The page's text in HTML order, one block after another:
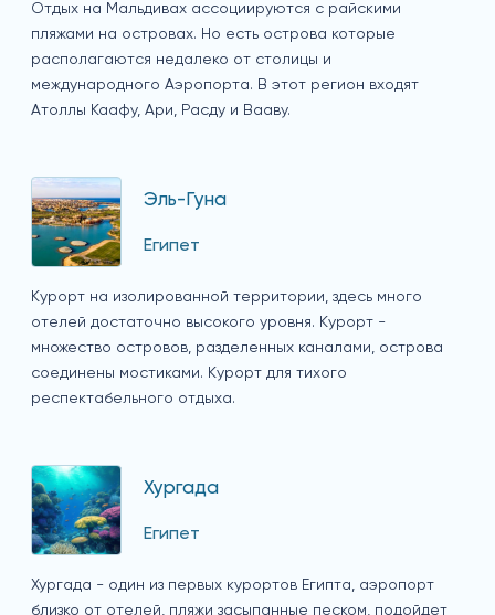
Отдых на Мальдивах ассоциируются с райскими
пляжами на островах. Но есть острова которые
располагаются недалеко от столицы и
международного Аэропорта. В этот регион входят
Атоллы Каафу, Ари, Расду и Вааву.
Эль-Гуна
Египет
Курорт на изолированной территории, здесь много
отелей достаточно высокого уровня. Курорт -
множество островов, разделенных каналами, острова
соединены мостиками. Курорт для тихого
респектабельного отдыха.
Хургада
Египет
Хургада - один из первых курортов Египта, аэропорт
близко от отелей, пляжи засыпанные песком, подойдет